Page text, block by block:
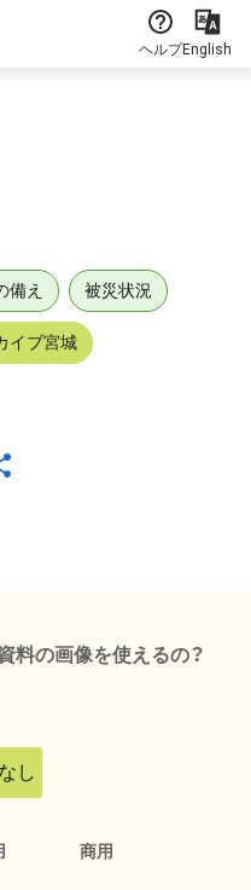
ヘルプEnglish
備え 被災状況
イブ宮城
料の画像を使えるの？
し
商用